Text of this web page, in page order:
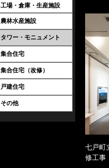
工場・倉庫・生産施設
農林水産施設
タワー・モニュメント
集合住宅
集合住宅（改修）
戸建住宅
その他
七戸町
修工事